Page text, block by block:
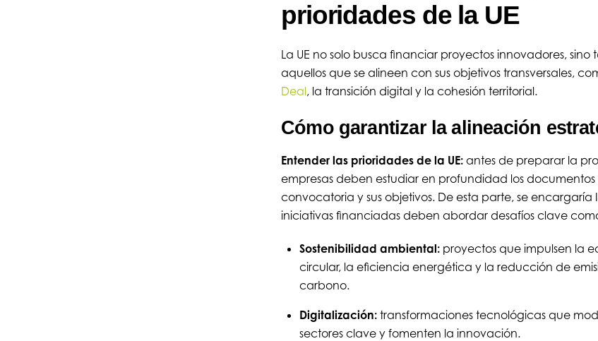
prioridades de la UE
La UE no solo busca financiar proyectos innovadores, sino
aquellos que se alineen con sus objetivos transversales,
Deal, la transición digital y la cohesión territorial.
Cómo garantizar la alineación
Entender las prioridades de la UE:antes de preparar la
empresas deben estudiar en profundidad los
convocatoria y sus objetivos. De esta parte, se encargaría
iniciativas financiadas deben abordar desafíos clave
Sostenibilidad ambiental:proyectos que impulsen la
circular, la eficiencia energética y la reducción de
carbono.
Digitalización:transformaciones tecnológicas que
sectores clave y fomenten la innovación.